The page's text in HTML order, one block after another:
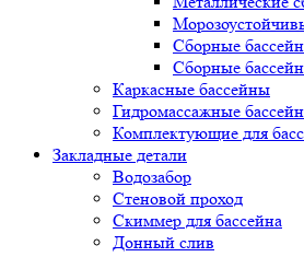
Сборные
Сборные
Каркасные бассейны
Гидромассажные
Комплектующие для
Закладные детали
Водозабор
Стеновой проход
Скиммер для бассейна
Донный слив